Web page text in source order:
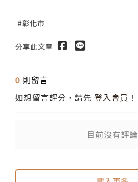
彰化市
分享此文章
0 則留言
如想留言評分，請先 登入會員 ！
目前沒有評論